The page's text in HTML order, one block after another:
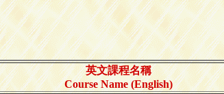
英文課程名稱
Course Name (English)